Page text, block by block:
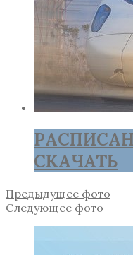
СКАЧАТЬ
Предыдущее фото
Следующее фото